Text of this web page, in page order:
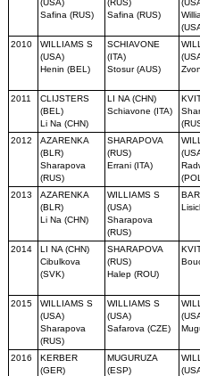
Safina (RUS)
Safina (RUS)
2010
WILLIAMS S
(USA)
Henin (BEL)
SCHIAVONE
(ITA)
Stosur (AUS)
2011
CLIJSTERS
(BEL)
Li Na (CHN)
LI NA (CHN)
Schiavone (ITA)
2012
AZARENKA
(BLR)
Sharapova
(RUS)
SHARAPOVA
(RUS)
Errani (ITA)
2013
AZARENKA
(BLR)
Li Na (CHN)
WILLIAMS S
(USA)
Sharapova
(RUS)
2014
LI NA (CHN)
Cibulkova
(SVK)
SHARAPOVA
(RUS)
Halep (ROU)
2015
WILLIAMS S
(USA)
Sharapova
(RUS)
WILLIAMS S
(USA)
Safarova (CZE)
2016
KERBER
(GER)
MUGURUZA
(ESP)